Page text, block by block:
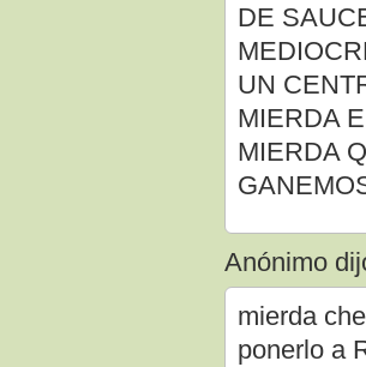
DE
UN
MIERDA
MIERDA
Anónimo
mierda
ponerlo a